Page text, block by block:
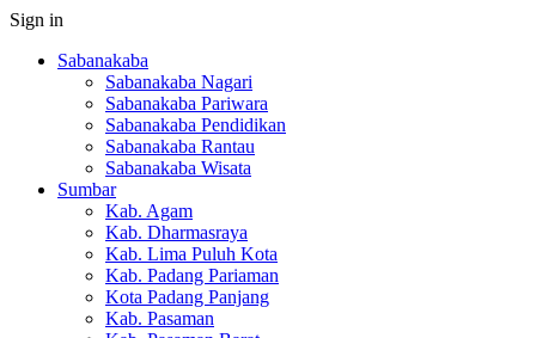
Sign in
Sabanakaba
Sabanakaba Nagari
Sabanakaba Pariwara
Sabanakaba Pendidikan
Sabanakaba Rantau
Sabanakaba Wisata
Sumbar
Kab. Agam
Kab. Dharmasraya
Kab. Lima Puluh Kota
Kab. Padang Pariaman
Kota Padang Panjang
Kab. Pasaman